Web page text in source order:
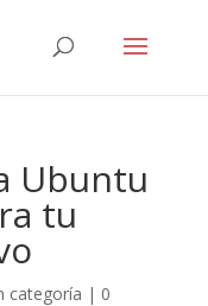
Ubuntu
tu
categoría | 0